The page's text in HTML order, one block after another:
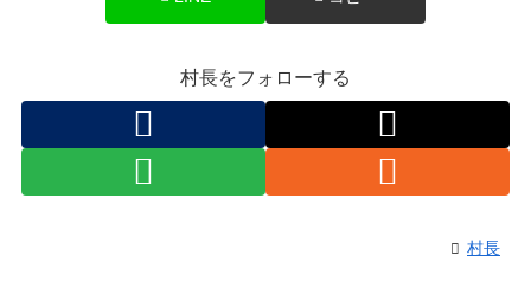
村長をフォローする
村長